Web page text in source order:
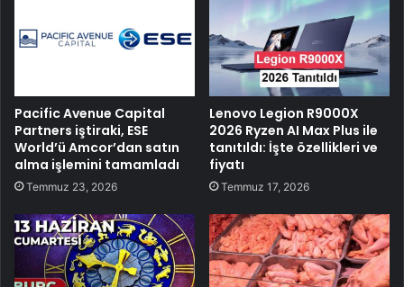
Pacific Avenue Capital
Partners iştiraki, ESE
World’ü Amcor’dan satın
alma işlemini tamamladı
Temmuz 23, 2026
Lenovo Legion R9000X
2026 Ryzen AI Max Plus ile
tanıtıldı: İşte özellikleri ve
fiyatı
Temmuz 17, 2026